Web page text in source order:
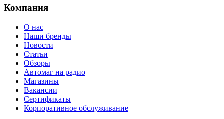
Компания
О нас
Наши бренды
Новости
Статьи
Обзоры
Автомаг на радио
Магазины
Вакансии
Сертификаты
Корпоративное обслуживание